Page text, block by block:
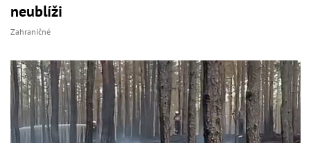
neublíži
Zahraničné